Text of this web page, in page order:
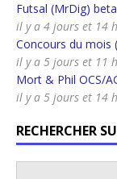
Futsal (MrDig) beta
il y a 4 jours et 14
Concours du mois
il y a 5 jours et 11
Mort & Phil OCS/
il y a 5 jours et 14
RECHERCHER